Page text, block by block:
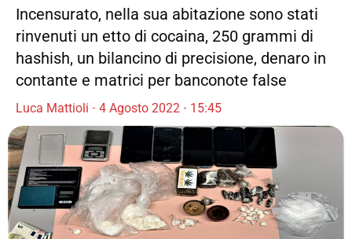
Incensurato, nella sua abitazione sono stati
rinvenuti un etto di cocaina, 250 grammi di
hashish, un bilancino di precisione, denaro in
contante e matrici per banconote false
Luca Mattioli 4 Agosto 2022 15:45